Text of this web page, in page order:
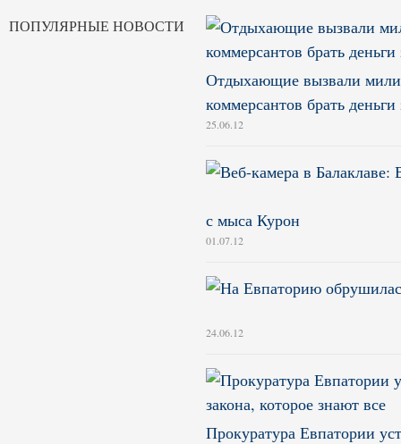
ПОПУЛЯРНЫЕ НОВОСТИ
Отдыхающие вызвали
коммерсантов брать
25.06.12
с мыса Курон
01.07.12
24.06.12
Прокуратура Евпатории